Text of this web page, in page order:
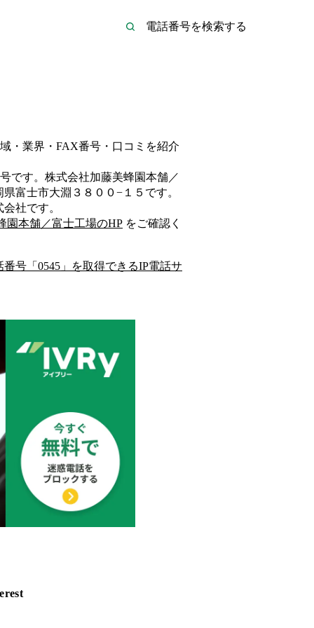
・業界・FAX番号・口コミを紹介
です。 株式会社加藤美蜂園本舗／
富士市大淵３８００−１５ です。
会社です。
園本舗／富士工場のHP をご確認く
号「 0545 」を取得できるIP電話サ